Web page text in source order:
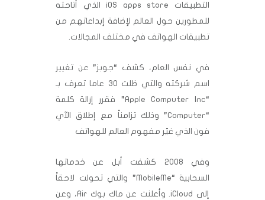
التطبيقات iOS apps store الذي أتاحته
للمطورين حول العالم لإضافة إبداعاتهم من
تطبيقات الهواتف في مختلف المجالات.
في نفس العام، كشف “جوبز” عن تغيير
اسم شركته والتي ظلت 30 عاما تعرف بـ
“Apple Computer Inc” فقرر إزالة كلمة
“Computer” وذلك تزامناً مع إطلاق الآي
فون الذي غيّر مفهوم العالم للهواتف
وفي 2008 كشفت أبل عن خدماتها
السحابية “MobileMe” والتي تحولت لاحقاً
إلى iCloud. وأعلنت عن ماك بوك Air، وعن